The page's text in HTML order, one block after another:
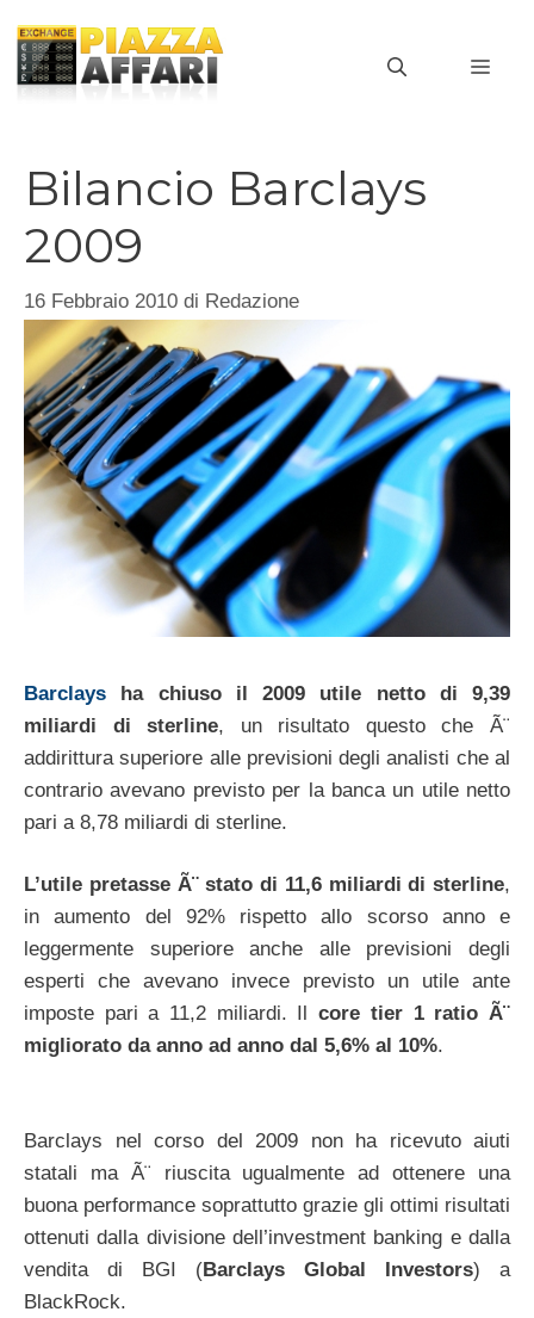
contenuto
Bilancio Barclays
2009
16 Febbraio 2010 di Redazione
Barclays ha chiuso il 2009 utile netto di 9,39
miliardi di sterline, un risultato questo che Ã¨
addirittura superiore alle previsioni degli analisti che al
contrario avevano previsto per la banca un utile netto
pari a 8,78 miliardi di sterline.
L’utile pretasse Ã¨ stato di 11,6 miliardi di sterline,
in aumento del 92% rispetto allo scorso anno e
leggermente superiore anche alle previsioni degli
esperti che avevano invece previsto un utile ante
imposte pari a 11,2 miliardi. Ilcore tier 1 ratio Ã¨
migliorato da anno ad anno dal 5,6% al 10%.
Barclays nel corso del 2009 non ha ricevuto aiuti
statali ma Ã¨ riuscita ugualmente ad ottenere una
buona performance soprattutto grazie gli ottimi risultati
ottenuti dalla divisione dell’investment banking e dalla
vendita di BGI (Barclays Global Investors) a
BlackRock.